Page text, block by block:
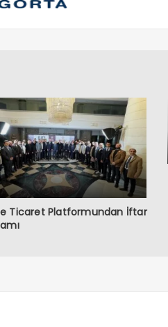
Ticaret Platformundan İftar